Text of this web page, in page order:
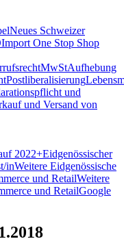
Neues Schweizer
Import One Stop Shop
MwStAufhebung
Postliberalisierung
und
und Versand von
2022+Eidgenössischer
inWeitere Eidgenössische
und RetailWeitere
und RetailGoogle